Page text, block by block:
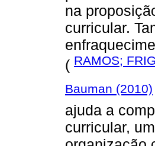
na
curricular.
( RAMOS;
Bauman (2010)
ajuda a
curricular,